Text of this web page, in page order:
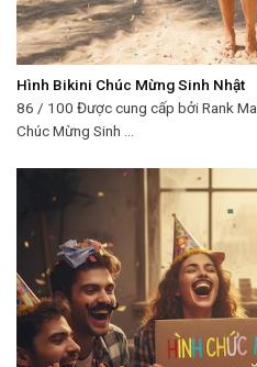
Hình Bikini Chúc Mừng Sinh Nhật
86 / 100 Được cung cấp bởi Rank
Chúc Mừng Sinh ...